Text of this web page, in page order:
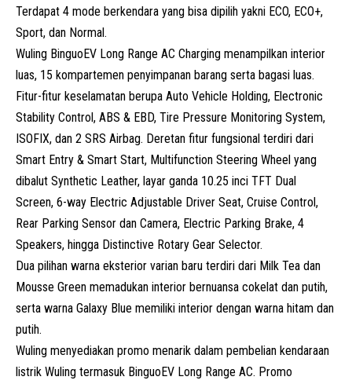
Terdapat 4 mode berkendara yang bisa dipilih yakni ECO, ECO+,
Sport, dan Normal.
Wuling BinguoEV Long Range AC Charging menampilkan interior
luas, 15 kompartemen penyimpanan barang serta bagasi luas.
Fitur-fitur keselamatan berupa Auto Vehicle Holding, Electronic
Stability Control, ABS & EBD, Tire Pressure Monitoring System,
ISOFIX, dan 2 SRS Airbag. Deretan fitur fungsional terdiri dari
Smart Entry & Smart Start, Multifunction Steering Wheel yang
dibalut Synthetic Leather, layar ganda 10.25 inci TFT Dual
Screen, 6-way Electric Adjustable Driver Seat, Cruise Control,
Rear Parking Sensor dan Camera, Electric Parking Brake, 4
Speakers, hingga Distinctive Rotary Gear Selector.
Dua pilihan warna eksterior varian baru terdiri dari Milk Tea dan
Mousse Green memadukan interior bernuansa cokelat dan putih,
serta warna Galaxy Blue memiliki interior dengan warna hitam dan
putih.
Wuling menyediakan promo menarik dalam pembelian kendaraan
listrik Wuling termasuk BinguoEV Long Range AC. Promo